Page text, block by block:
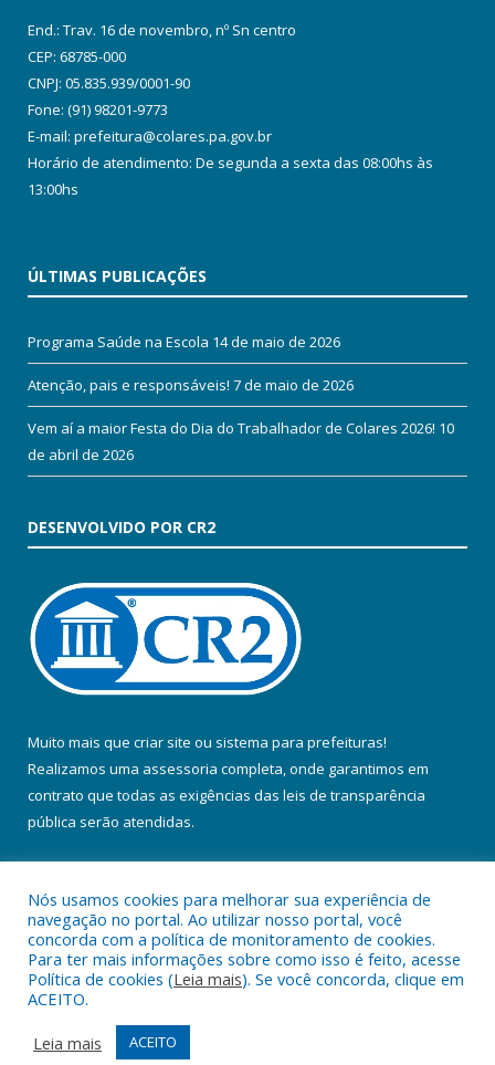
End.: Trav. 16 de novembro, nº Sn centro
CEP: 68785-000
CNPJ: 05.835.939/0001-90
Fone: (91) 98201-9773
E-mail: prefeitura@colares.pa.gov.br
Horário de atendimento: De segunda a sexta das 08:00hs às
13:00hs
ÚLTIMAS PUBLICAÇÕES
Programa Saúde na Escola 14 de maio de 2026
Atenção, pais e responsáveis! 7 de maio de 2026
Vem aí a maior Festa do Dia do Trabalhador de Colares 2026! 10
de abril de 2026
DESENVOLVIDO POR CR2
Muito mais que criar site ou sistema para prefeituras!
Realizamos uma assessoria completa, onde garantimos em
contrato que todas as exigências das leis de transparência
pública serão atendidas.
Todos os direitos reservados a Prefeitura Municipal de Colares.
Mapa do Site
Acessar Área Administrativa
Acessar Webmail
Nós usamos cookies para melhorar sua experiência de
navegação no portal. Ao utilizar nosso portal, você
concorda com a política de monitoramento de cookies.
Para ter mais informações sobre como isso é feito, acesse
Política de cookies (Leia mais). Se você concorda, clique em
ACEITO.
Leia mais
ACEITO